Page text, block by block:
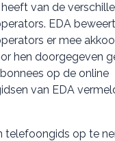
van de
EDA
er mee
hen doorgegeven
op de online
van EDA
telefoongids op te